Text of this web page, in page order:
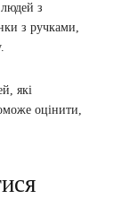
з
з ручками,
які
оцінити,